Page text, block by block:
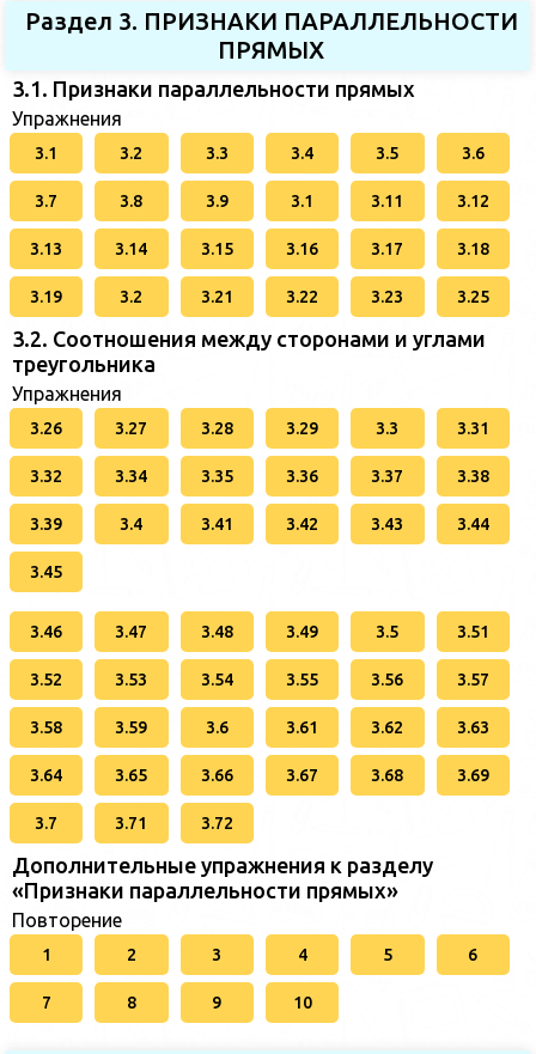
Раздел 3. ПРИЗНАКИ ПАРАЛЛЕЛЬНОСТИ
ПРЯМЫХ
3.1. Признаки параллельности прямых
Упражнения
3.1 3.2 3.3 3.4 3.5 3.6
3.7 3.8 3.9 3.1 3.11 3.12
3.13 3.14 3.15 3.16 3.17 3.18
3.19 3.2 3.21 3.22 3.23 3.25
3.2. Соотношения между сторонами и углами
треугольника
Упражнения
3.26 3.27 3.28 3.29 3.3 3.31
3.32 3.34 3.35 3.36 3.37 3.38
3.39 3.4 3.41 3.42 3.43 3.44
3.45
3.46 3.47 3.48 3.49 3.5 3.51
3.52 3.53 3.54 3.55 3.56 3.57
3.58 3.59 3.6 3.61 3.62 3.63
3.64 3.65 3.66 3.67 3.68 3.69
3.7 3.71 3.72
Дополнительные упражнения к разделу
«Признаки параллельности прямых»
Повторение
1 2 3 4 5 6
7 8 9 10